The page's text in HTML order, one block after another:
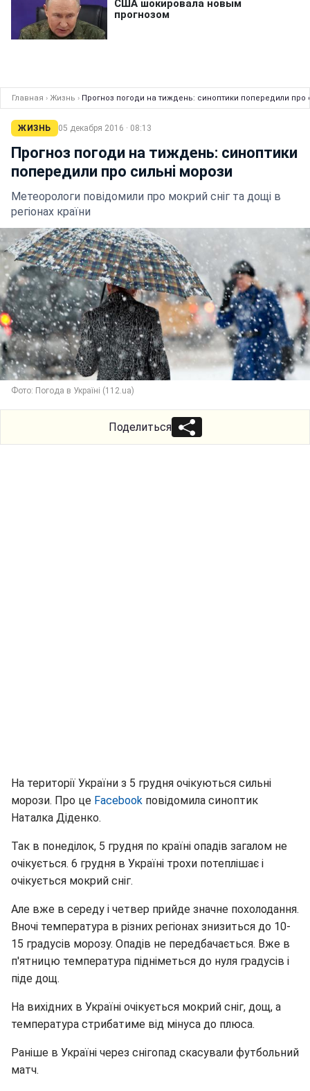
Главная › Жизнь › Прогноз погоди на тиждень: синоптики попередили про
ЖИЗНЬ 05 декабря 2016 · 08:13
Прогноз погоди на тиждень: синоптики
попередили про сильнi морози
Метеорологи повідомили про мокрий сніг та дощі в
регіонах країни
Фото: Погода в Україні (112.ua)
Поделиться
На території України з 5 грудня очікуються сильні
морози. Про це Facebook повідомила синоптик
Наталка Діденко.
Так в понеділок, 5 грудня по країні опадів загалом не
очікується. 6 грудня в Україні трохи потеплішає і
очікується мокрий сніг.
Але вже в середу і четвер прийде значне похолодання.
Вночі температура в різних регіонах знизиться до 10-
15 градусів морозу. Опадів не передбачається. Вже в
п'ятницю температура підніметься до нуля градусів і
піде дощ.
На вихідних в Україні очікується мокрий сніг, дощ, а
температура стрибатиме від мінуса до плюса.
Раніше в Україні через снігопад скасували футбольний
матч.